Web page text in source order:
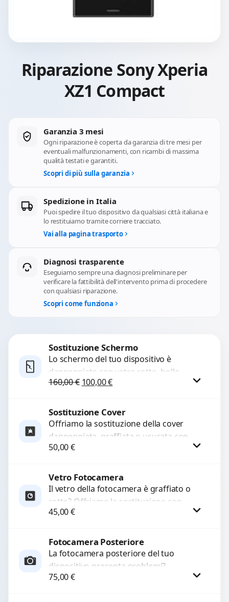
Riparazione Sony Xperia
XZ1 Compact
Garanzia 3 mesi
Ogni riparazione è coperta da garanzia di tre mesi per
eventuali malfunzionamenti, con ricambi di massima
qualità testati e garantiti.
Scopri di più sulla garanzia
Spedizione in Italia
Puoi spedire il tuo dispositivo da qualsiasi città italiana e
lo restituiamo tramite corriere tracciato.
Vai alla pagina trasporto
Diagnosi trasparente
Eseguiamo sempre una diagnosi preliminare per
verificare la fattibilità dell'intervento prima di procedere
con qualsiasi riparazione.
Scopri come funziona
Sostituzione Schermo
Lo schermo del tuo dispositivo è
danneggiato con vetro rotto, bolle,
macchie, schermo nero o pixel morti?
160,00€ Il prezzo originale era: 160,00 €.
100,00€Il prezzo attuale è: 100,00 €.
Procedi
Sostituzione Cover
Offriamo la sostituzione della cover
danneggiata, graffiata o usurata con
ricambi di alta qualità e garantiti.
50,00€
Procedi
Vetro Fotocamera
Il vetro della fotocamera è graffiato o
rotto? Offriamo la sostituzione con
ricambi di alta qualità garantiti per 3
45,00€
Procedi
Fotocamera Posteriore
La fotocamera posteriore del tuo
dispositivo presenta problemi?
Interveniamo per risolvere guasti come
75,00€